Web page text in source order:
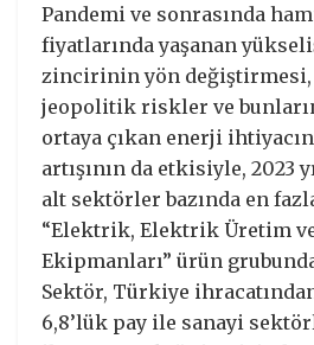
Pandemi ve sonrasında
fiyatlarında yaşanan
zincirinin yön
jeopolitik riskler ve
ortaya çıkan enerji
artışının da etkisiyle, 2023
alt sektörler bazında en
“Elektrik, Elektrik Üretim ve
Ekipmanları” ürün
Sektör, Türkiye
6,8’lük pay ile sanayi